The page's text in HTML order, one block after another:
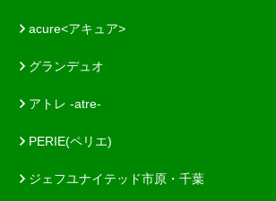
acure<アキュア>
グランデュオ
アトレ -atre-
PERIE(ペリエ)
ジェフユナイテッド市原・千葉